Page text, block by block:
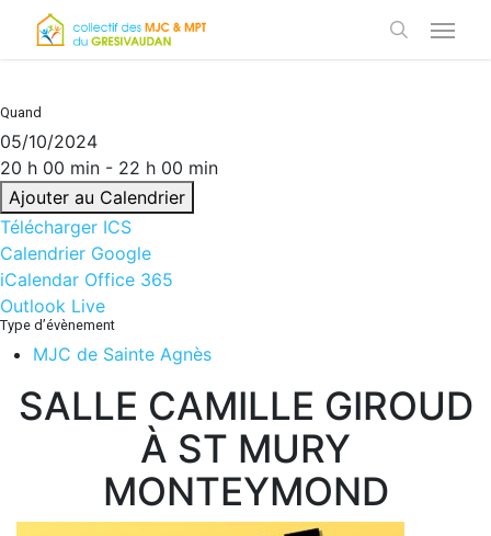
Quand
05/10/2024
20 h 00 min - 22 h 00 min
Ajouter au Calendrier
Télécharger ICS
Calendrier Google
iCalendar Office 365
Outlook Live
Type d’évènement
MJC de Sainte Agnès
SALLE CAMILLE GIROUD
À ST MURY
MONTEYMOND